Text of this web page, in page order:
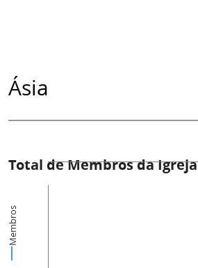
Ásia
Total de Membros da Igreja
Membros